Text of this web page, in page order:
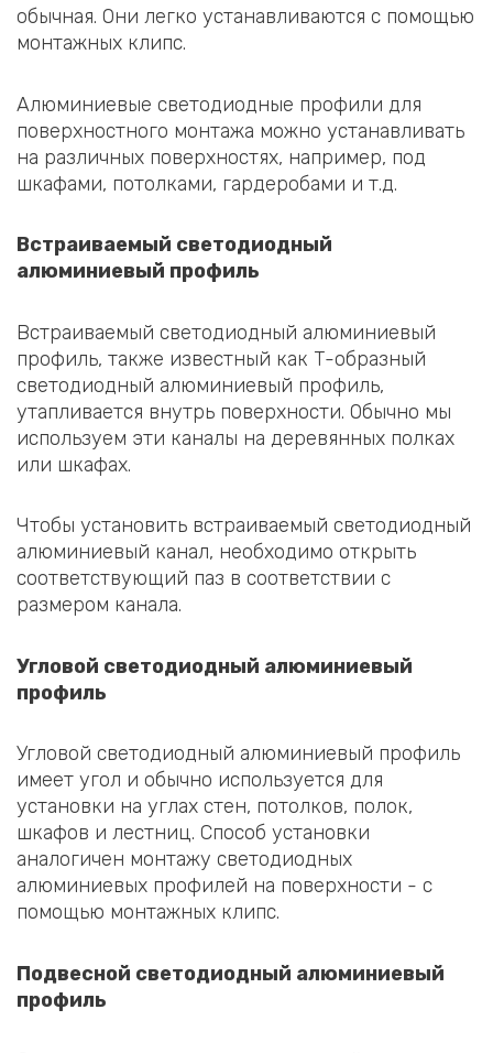
обычная. Они легко устанавливаются с помощью
монтажных клипс.
Алюминиевые светодиодные профили для
поверхностного монтажа можно устанавливать
на различных поверхностях, например, под
шкафами, потолками, гардеробами и т.д.
Встраиваемый светодиодный
алюминиевый профиль
Встраиваемый светодиодный алюминиевый
профиль, также известный как Т-образный
светодиодный алюминиевый профиль,
утапливается внутрь поверхности. Обычно мы
используем эти каналы на деревянных полках
или шкафах.
Чтобы установить встраиваемый светодиодный
алюминиевый канал, необходимо открыть
соответствующий паз в соответствии с
размером канала.
Угловой светодиодный алюминиевый
профиль
Угловой светодиодный алюминиевый профиль
имеет угол и обычно используется для
установки на углах стен, потолков, полок,
шкафов и лестниц. Способ установки
аналогичен монтажу светодиодных
алюминиевых профилей на поверхности - с
помощью монтажных клипс.
Подвесной светодиодный алюминиевый
профиль